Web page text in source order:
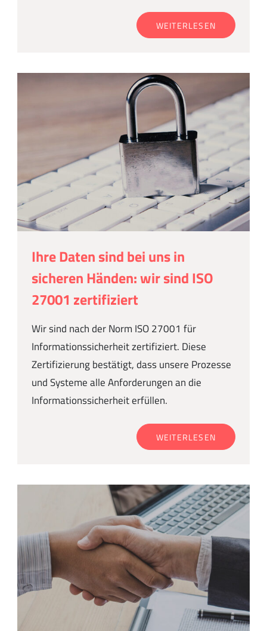
WEITERLESEN
Ihre Daten sind bei uns in
sicheren Händen: wir sind ISO
27001 zertifiziert
Wir sind nach der Norm ISO 27001 für
Informationssicherheit zertifiziert. Diese
Zertifizierung bestätigt, dass unsere Prozesse
und Systeme alle Anforderungen an die
Informationssicherheit erfüllen.
WEITERLESEN